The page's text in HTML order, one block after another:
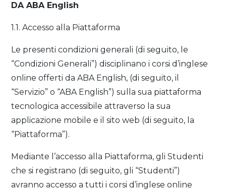
DA ABA English
1.1. Accesso alla Piattaforma
Le presenti condizioni generali (di seguito, le
“Condizioni Generali”) disciplinano i corsi d’inglese
online offerti da ABA English, (di seguito, il
“Servizio” o “ABA English”) sulla sua piattaforma
tecnologica accessibile attraverso la sua
applicazione mobile e il sito web (di seguito, la
“Piattaforma”).
Mediante l’accesso alla Piattaforma, gli Studenti
che si registrano (di seguito, gli “Studenti”)
avranno accesso a tutti i corsi d’inglese online